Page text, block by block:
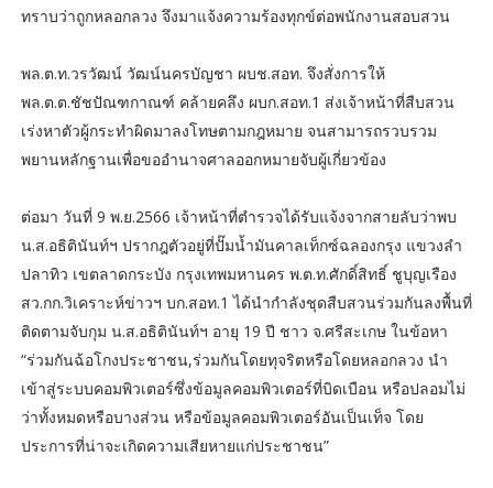
ทราบว่าถูกหลอกลวง จึงมาแจ้งความร้องทุกข์ต่อพนักงานสอบสวน
พล.ต.ท.วรวัฒน์ วัฒน์นครบัญชา ผบช.สอท. จึงสั่งการให้
พล.ต.ต.ชัชปัณฑกาณฑ์ คล้ายคลึง ผบก.สอท.1 ส่งเจ้าหน้าที่สืบสวน
เร่งหาตัวผู้กระทำผิดมาลงโทษตามกฎหมาย จนสามารถรวบรวม
พยานหลักฐานเพื่อขออำนาจศาลออกหมายจับผู้เกี่ยวข้อง
ต่อมา วันที่ 9 พ.ย.2566 เจ้าหน้าที่ตำรวจได้รับแจ้งจากสายลับว่าพบ
น.ส.อธิตินันท์ฯ ปรากฎตัวอยู่ที่ปั๊มน้ำมันคาลเท็กซ์ฉลองกรุง แขวงลำ
ปลาทิว เขตลาดกระบัง กรุงเทพมหานคร พ.ต.ท.ศักดิ์สิทธิ์ ชูบุญเรือง
สว.กก.วิเคราะห์ข่าวฯ บก.สอท.1 ได้นำกำลังชุดสืบสวนร่วมกันลงพื้นที่
ติดตามจับกุม น.ส.อธิตินันท์ฯ อายุ 19 ปี ชาว จ.ศรีสะเกษ ในข้อหา
“ร่วมกันฉ้อโกงประชาชน,ร่วมกันโดยทุจริตหรือโดยหลอกลวง นำ
เข้าสู่ระบบคอมพิวเตอร์ซึ่งข้อมูลคอมพิวเตอร์ที่บิดเบือน หรือปลอมไม่
ว่าทั้งหมดหรือบางส่วน หรือข้อมูลคอมพิวเตอร์อันเป็นเท็จ โดย
ประการที่น่าจะเกิดความเสียหายแก่ประชาชน”